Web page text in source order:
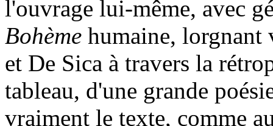
l'ouvrage lui-même, avec
Bohème humaine, lorgnant
et De Sica à travers la
tableau, d'une grande
vraiment le texte, comme